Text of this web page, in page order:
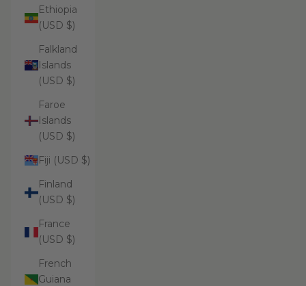
Ethiopia
(USD $)
Falkland
Islands
(USD $)
Faroe
Islands
(USD $)
Fiji (USD $)
Finland
(USD $)
France
(USD $)
French
Guiana